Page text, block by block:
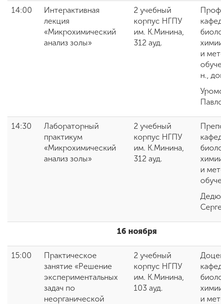
14:00
Интерактивная
лекция
«Микрохимический
анализ золы»
2 учебный
корпус НГПУ
им. К.Минина,
312 ауд.
и
н.,
14:30
Лабораторный
практикум
«Микрохимический
анализ золы»
2 учебный
корпус НГПУ
им. К.Минина,
312 ауд.
и
16 ноября
15:00
Практическое
занятие «Решение
экспериментальных
задач по
неорганической
2 учебный
корпус НГПУ
им. К.Минина,
103 ауд.
и